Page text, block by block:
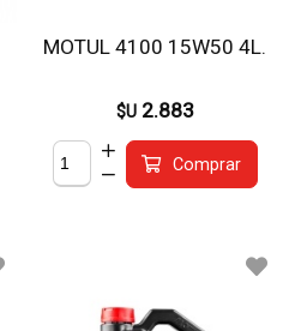
MOTUL 4100 15W50 4L.
$U 2.883
Comprar